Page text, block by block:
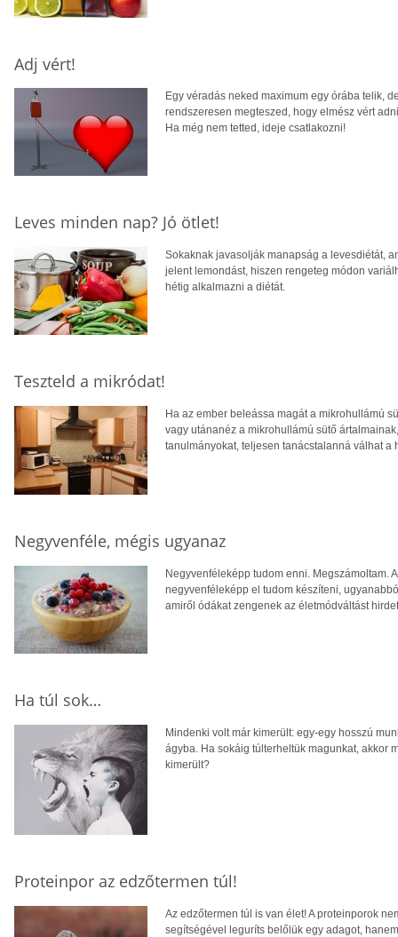
Adj vért!
Egy véradás neked maximum egy órába telik,
rendszeresen megteszed, hogy elmész vért
Ha még nem tetted, ideje csatlakozni!
Leves minden nap? Jó ötlet!
Sokaknak javasolják manapság a levesdiétát,
jelent lemondást, hiszen rengeteg módon
hétig alkalmazni a diétát.
Teszteld a mikródat!
Ha az ember beleássa magát a mikrohullámú
vagy utánanéz a mikrohullámú sütő
tanulmányokat, teljesen tanácstalanná válhat a
Negyvenféle, mégis ugyanaz
Negyvenféleképp tudom enni. Megszámoltam.
negyvenféleképp el tudom készíteni,
amiről ódákat zengenek az életmódváltást
Ha túl sok…
Mindenki volt már kimerült: egy-egy hosszú
ágyba. Ha sokáig túlterheltük magunkat, akkor
kimerült?
Proteinpor az edzőtermen túl!
Az edzőtermen túl is van élet! A proteinporok
segítségével leguríts belőlük egy adagot,